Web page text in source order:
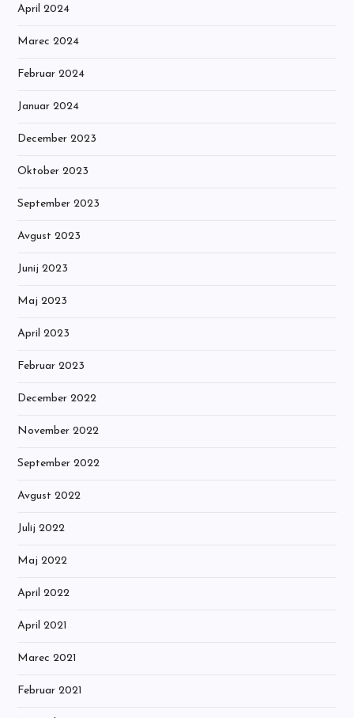
April 2024
Marec 2024
Februar 2024
Januar 2024
December 2023
Oktober 2023
September 2023
Avgust 2023
Junij 2023
Maj 2023
April 2023
Februar 2023
December 2022
November 2022
September 2022
Avgust 2022
Julij 2022
Maj 2022
April 2022
April 2021
Marec 2021
Februar 2021